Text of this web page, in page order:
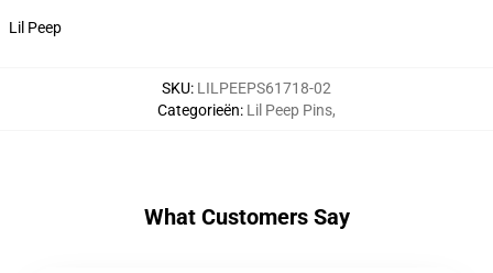
Lil Peep
SKU: LILPEEPS61718-02
Categorieën: Lil Peep Pins,
What Customers Say